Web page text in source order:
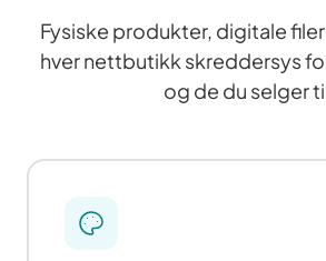
Fysiske produkter, digitale
hver nettbutikk skreddersys
og de du selger